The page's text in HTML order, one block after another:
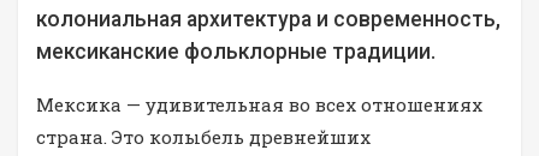
колониальная архитектура и современность,
мексиканские фольклорные традиции.
Мексика — удивительная во всех отношениях
страна. Это колыбель древнейших